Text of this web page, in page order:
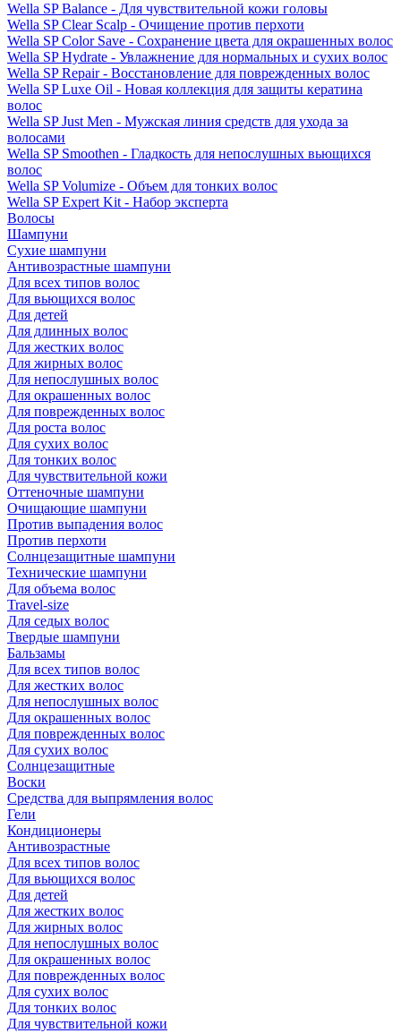
Wella SP Balance - Для чувствительной кожи головы
Wella SP Clear Scalp - Очищение против перхоти
Wella SP Color Save - Сохранение цвета для окрашенных волос
Wella SP Hydrate - Увлажнение для нормальных и сухих волос
Wella SP Repair - Восстановление для поврежденных волос
Wella SP Luxe Oil - Новая коллекция для защиты кератина
волос
Wella SP Just Men - Мужская линия средств для ухода за
волосами
Wella SP Smoothen - Гладкость для непослушных вьющихся
волос
Wella SP Volumize - Объем для тонких волос
Wella SP Expert Kit - Набор эксперта
Волосы
Шампуни
Сухие шампуни
Антивозрастные шампуни
Для всех типов волос
Для вьющихся волос
Для детей
Для длинных волос
Для жестких волос
Для жирных волос
Для непослушных волос
Для окрашенных волос
Для поврежденных волос
Для роста волос
Для сухих волос
Для тонких волос
Для чувствительной кожи
Оттеночные шампуни
Очищающие шампуни
Против выпадения волос
Против перхоти
Солнцезащитные шампуни
Технические шампуни
Для объема волос
Travel-size
Для седых волос
Твердые шампуни
Бальзамы
Для всех типов волос
Для жестких волос
Для непослушных волос
Для окрашенных волос
Для поврежденных волос
Для сухих волос
Солнцезащитные
Воски
Средства для выпрямления волос
Гели
Кондиционеры
Антивозрастные
Для всех типов волос
Для вьющихся волос
Для детей
Для жестких волос
Для жирных волос
Для непослушных волос
Для окрашенных волос
Для поврежденных волос
Для сухих волос
Для тонких волос
Для чувствительной кожи